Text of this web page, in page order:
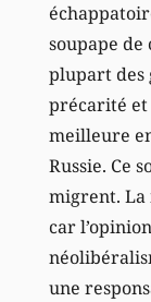
soupape de
plupart des
précarité et
meilleure
Russie. Ce
migrent. La
car
une